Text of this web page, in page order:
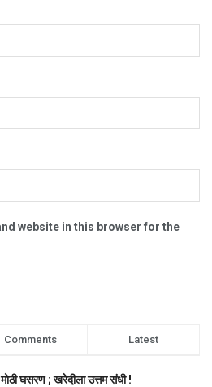
website in this browser for the
Comments Latest
मोठी घसरण ; खरेदीला उत्तम संधी !